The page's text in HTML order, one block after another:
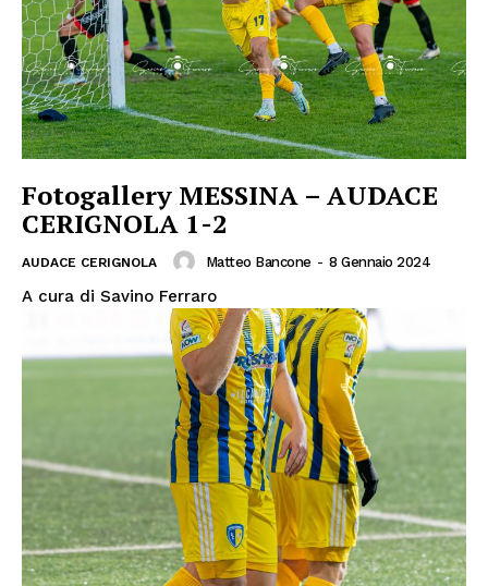
Fotogallery MESSINA – AUDACE
CERIGNOLA 1-2
AUDACE CERIGNOLA Matteo Bancone - 8 Gennaio 2024
A cura di Savino Ferraro